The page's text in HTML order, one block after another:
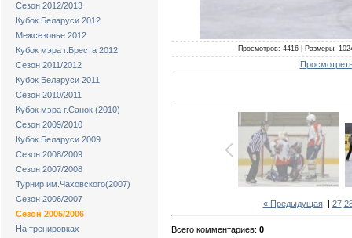
Сезон 2012/2013
Кубок Беларуси 2012
Межсезонье 2012
Кубок мэра г.Бреста 2012
Сезон 2011/2012
Кубок Беларуси 2011
Сезон 2010/2011
Кубок мэра г.Санок (2010)
Сезон 2009/2010
Кубок Беларуси 2009
Сезон 2008/2009
Сезон 2007/2008
Турнир им.Чаховского(2007)
Сезон 2006/2007
Сезон 2005/2006
На тренировках
Просмотров: 4416 | Размеры:
« Предыдущая| 27
Всего комментариев: 0